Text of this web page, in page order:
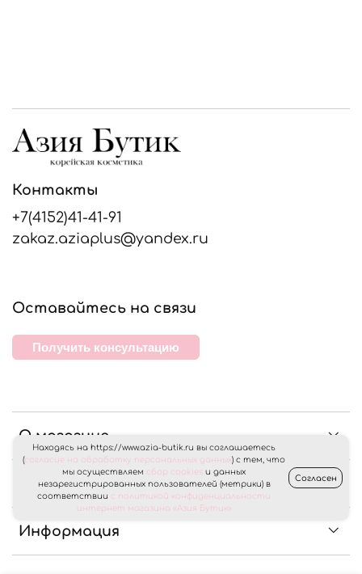
О магазине
Клиентам
Информация
Контакты
+7(4152)41-41-91
zakaz.aziaplus@yandex.ru
Оставайтесь на связи
Получить консультацию
Находясь на https://www.azia-butik.ru вы соглашаетесь
(согласие на обработку персональных данных) с тем, что
мы осуществляем сбор cookies и данных
незарегистрированных пользователей (метрики) в
соответствии с политикой конфиденциальности
интернет магазина «Азия Бутик»
Согласен